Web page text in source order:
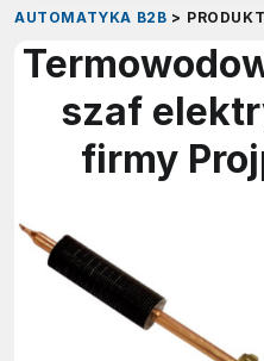
AUTOMATYKA B2B >
szaf
firmy